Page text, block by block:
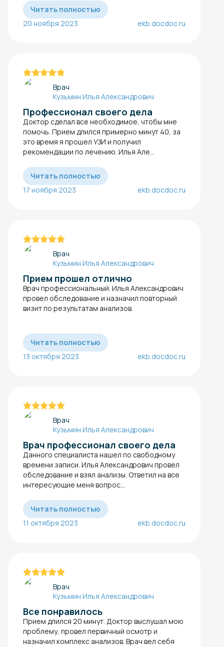
Читать полностью
20 ноября 2023
ekb.docdoc.ru
Врач
Кузьмин Илья Александрович
Профессионал своего дела
Доктор сделал все необходимое, чтобы мне
помочь. Прием длился примерно минут 40, за
это время я прошел УЗИ и получил
рекомендации по лечению. Илья Але...
Читать полностью
17 ноября 2023
ekb.docdoc.ru
Врач
Кузьмин Илья Александрович
Прием прошел отлично
Врач профессиональный. Илья Александрович
провел обследование и назначил повторный
визит по результатам анализов.
Читать полностью
13 октября 2023
ekb.docdoc.ru
Врач
Кузьмин Илья Александрович
Врач профессионал своего дела
Данного специалиста нашел по свободному
времени записи. Илья Александрович провел
обследование и взял анализы. Ответил на все
интересующие меня вопрос...
Читать полностью
11 октября 2023
ekb.docdoc.ru
Врач
Кузьмин Илья Александрович
Все понравилось
Прием длился 20 минут. Доктор выслушал мою
проблему, провел первичный осмотр и
назначил комплекс анализов. Врач вел себя